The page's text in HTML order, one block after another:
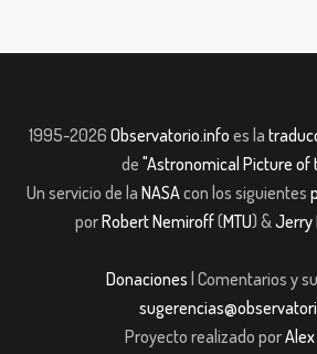
1995-2026 Observatorio.info es la
de "Astronomical Picture of
Un servicio de la NASAcon los siguientes
porRobert Nemiroff(MTU) &Jerry
Donaciones | Comentarios y
Proyecto realizado por